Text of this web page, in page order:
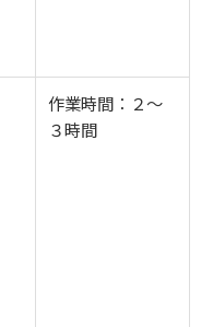
作業時間：２～
３時間